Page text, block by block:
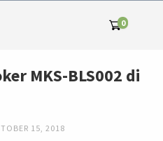
0
MKS-BLS002 di
15, 2018